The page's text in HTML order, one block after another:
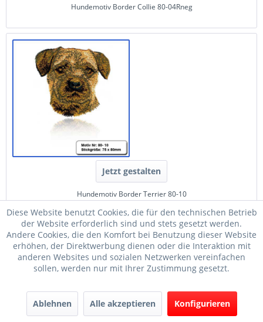
Hundemotiv Border Collie 80-04Rneg
Jetzt gestalten
Hundemotiv Border Terrier 80-10
Diese Website benutzt Cookies, die für den technischen Betrieb
der Website erforderlich sind und stets gesetzt werden.
Andere Cookies, die den Komfort bei Benutzung dieser Website
erhöhen, der Direktwerbung dienen oder die Interaktion mit
anderen Websites und sozialen Netzwerken vereinfachen
sollen, werden nur mit Ihrer Zustimmung gesetzt.
Ablehnen Alle akzeptieren Konfigurieren